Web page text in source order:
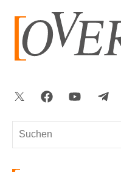
springen
Suchen
Twitter FacebookYouTube